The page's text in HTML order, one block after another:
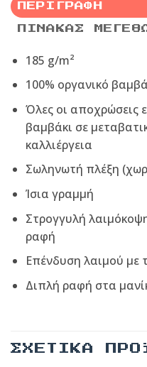
ΠΕΡΙΓΡΑΦΉ
ΠΊΝΑΚΑΣ
185 g/m²
100% οργανικό
Όλες οι αποχρώσεις
βαμβάκι σε
καλλιέργεια
Σωληνωτή πλέξη
Ίσια γραμμή
Στρογγυλή
ραφή
Επένδυση λαιμού με
Διπλή ραφή στα
ΣΧΕΤΙΚΆ